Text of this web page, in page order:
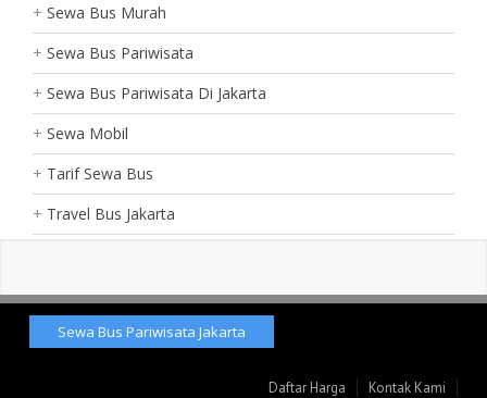
Sewa Bus Murah
Sewa Bus Pariwisata
Sewa Bus Pariwisata Di Jakarta
Sewa Mobil
Tarif Sewa Bus
Travel Bus Jakarta
Sewa Bus Pariwisata Jakarta
Daftar Harga Kontak Kami